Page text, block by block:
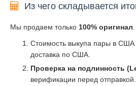
Из чего складывается
Мы продаем только 100% оригинал
Стоимость выкупа пары в США
доставка по США.
Проверка на подлинность
верификации перед отправкой.